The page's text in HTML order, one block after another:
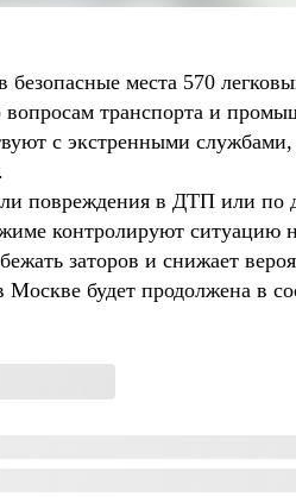
места 570
транспорта и
с экстренными
повреждения в ДТП или по
контролируют ситуацию
заторов и снижает
будет продолжена в